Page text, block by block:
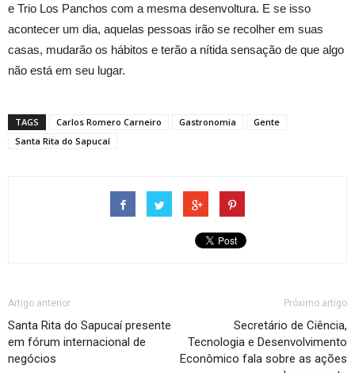
e Trio Los Panchos com a mesma desenvoltura. E se isso
acontecer um dia, aquelas pessoas irão se recolher em suas
casas, mudarão os hábitos e terão a nítida sensação de que algo
não está em seu lugar.
TAGS Carlos Romero Carneiro Gastronomia
Gente
Santa Rita do Sapucaí
Artigo anterior
Santa Rita do Sapucaí presente
em fórum internacional de
negócios
Próximo artigo
Secretário de Ciência,
Tecnologia e Desenvolvimento
Econômico fala sobre as ações